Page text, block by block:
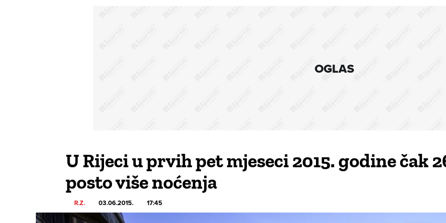
OGLAS
U Rijeci u prvih pet mjeseci 2015. godine čak
posto više noćenja
R.Z. 03.06.2015. 17:45